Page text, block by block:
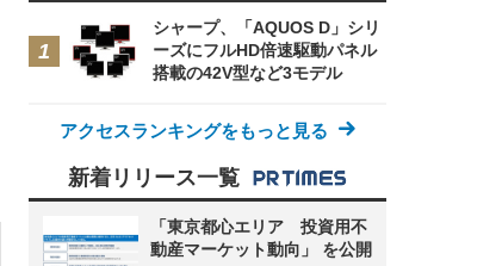
シャープ、「AQUOS D」シリ
ーズにフルHD倍速駆動パネル
搭載の42V型など3モデル
アクセスランキングをもっと見る
新着リリース一覧
「東京都心エリア 投資用不
動産マーケット動向」 を公開